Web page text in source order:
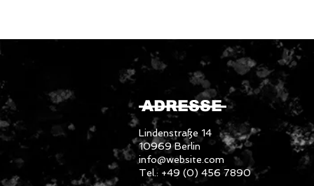
ADRESSE
Lindenstraße 14
10969 Berlin
info@website.com
Tel.: +49 (0) 456 7890